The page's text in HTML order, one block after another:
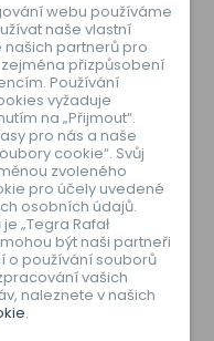
webu používáme
naše vlastní
partnerů pro
přizpůsobení
Používání
vyžaduje
na „Přijmout“.
pro nás a naše
cookie“. Svůj
zvoleného
pro účely uvedené
osobních údajů.
„Tegra Rafał
být naši partneři
o používání souborů
vašich
naleznete v našich
.